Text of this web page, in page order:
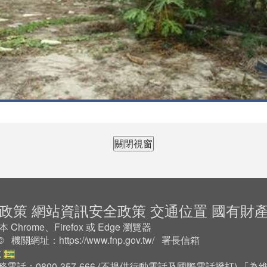
關閉視窗
策 網站資訊安全政策 交通位置 國有財
Chrome、Firefox 或 Edge 瀏覽器
機關網址： https://www.fnp.gov.tw/ 署長信箱